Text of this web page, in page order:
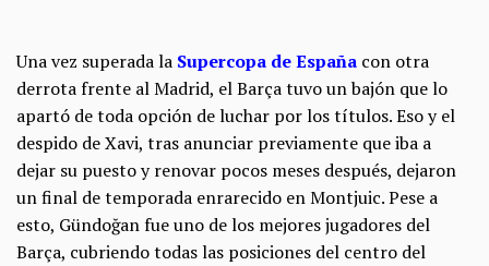
Una vez superada la Supercopa de España con otra
derrota frente al Madrid, el Barça tuvo un bajón que lo
apartó de toda opción de luchar por los títulos. Eso y el
despido de Xavi, tras anunciar previamente que iba a
dejar su puesto y renovar pocos meses después, dejaron
un final de temporada enrarecido en Montjuic. Pese a
esto, Gündoğan fue uno de los mejores jugadores del
Barça, cubriendo todas las posiciones del centro del